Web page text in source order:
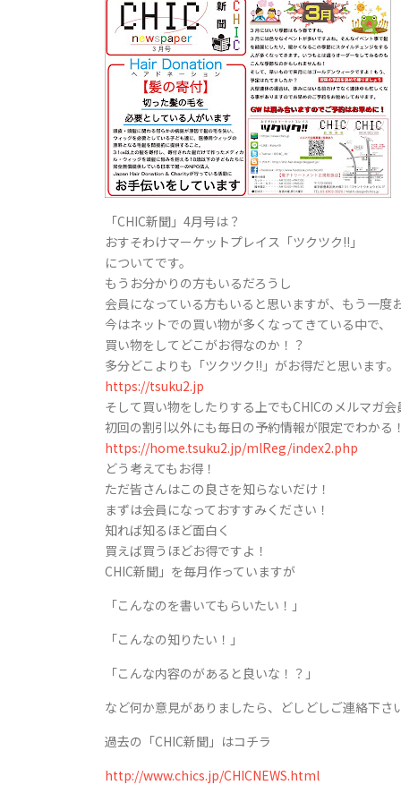
「CHIC新聞」4月号は？
おすそわけマーケットプレイス「ツクツク!!」
についてです。
もうお分かりの方もいるだろうし
会員になっている方もいると思いますが、もう一度
今はネットでの買い物が多くなってきている中で、
買い物をしてどこがお得なのか！？
多分どこよりも「ツクツク!!」がお得だと思います。
https://tsuku2.jp
そして買い物をしたりする上でもCHICのメルマガ
初回の割引以外にも毎日の予約情報が限定でわかる！
https://home.tsuku2.jp/mlReg/index2.php
どう考えてもお得！
ただ皆さんはこの良さを知らないだけ！
まずは会員になっておすすみください！
知れば知るほど面白く
買えば買うほどお得ですよ！
CHIC新聞」を毎月作っていますが
「こんなのを書いてもらいたい！」
「こんなの知りたい！」
「こんな内容のがあると良いな！？」
など何か意見がありましたら、どしどしご連絡下さい
過去の「CHIC新聞」はコチラ
http://www.chics.jp/CHICNEWS.html